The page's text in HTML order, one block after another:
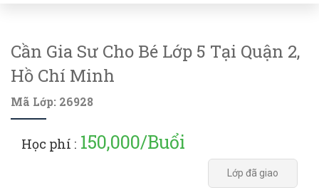
Cần Gia Sư Cho Bé Lớp 5 Tại Quận 2,
Hồ Chí Minh
Mã Lớp: 26928
Học phí : 150,000/Buổi
Lớp đã giao